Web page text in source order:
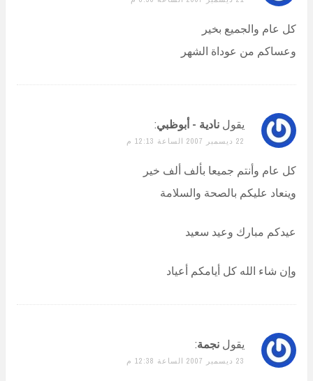
كل عام والجميع بخير
وعساكم من عوداة الشهر
يقول نادية - أبوظبي:
22 ديسمبر 2007 الساعة 12:13 م
كل عام وأنتم جميعا بألف ألف خير
وينعاد عليكم بالصحة والسلامة
عيدكم مبارك وعيد سعيد
وإن شاء الله كل أيامكم أعياد
يقول نجمة:
23 ديسمبر 2007 الساعة 12:38 م